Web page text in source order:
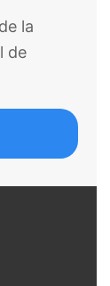
la
de